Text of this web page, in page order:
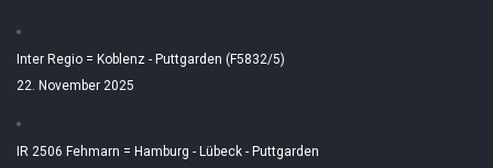
Inter Regio = Koblenz - Puttgarden (F5832/5)
22. November 2025
IR 2506 Fehmarn = Hamburg - Lübeck - Puttgarden